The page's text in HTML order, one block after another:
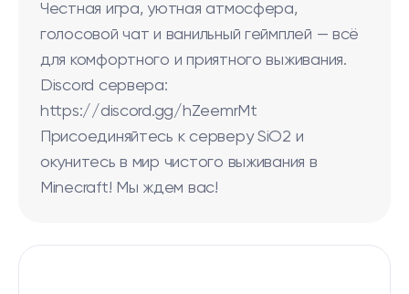
Честная игра, уютная атмосфера,
голосовой чат и ванильный геймплей — всё
для комфортного и приятного выживания.
Discord сервера:
https://discord.gg/hZeemrMt
Присоединяйтесь к серверу SiO2 и
окунитесь в мир чистого выживания в
Minecraft! Мы ждем вас!